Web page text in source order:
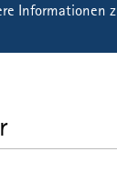
Informationen